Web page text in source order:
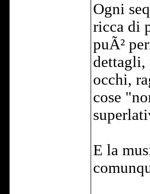
Ogni
ricca di
puÃ²
dettagli,
occhi,
cose
E la